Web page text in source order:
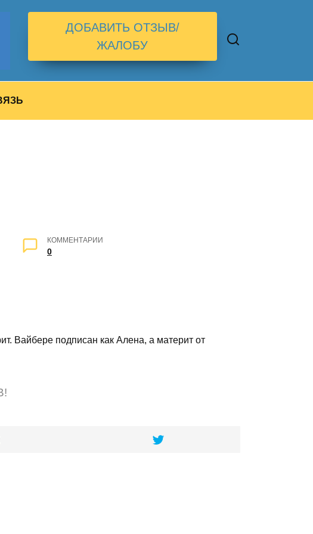
ДОБАВИТЬ ОТЗЫВ/
ЖАЛОБУ
КОММЕНТАРИИ
0
Вайбере подписан как Алена, а материт от